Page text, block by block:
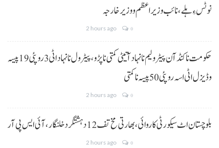
نوٹس ءِ ہلے،نائب وزیراعظم و وزیر خارجہ
2 hours ago 0
حکومت نا کنڈ آن پیٹرولیم نا نہاد آتیٹی کمتی نا پڑو،پیٹرول نا نہاد اٹی 3 روپئی 19 پیسہ
و ڈیزل اٹی اسہ روپئی 50 پیسہ نا کمتی
2 hours ago 0
بلوچستان اٹ سیکورٹی کاروائی، بھارتی مخ تف 12 دہشتگرد خلنگار،آئی ایس پی آر
2 hours ago 0